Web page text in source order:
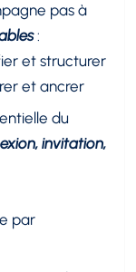
pas à
:
et structurer
et ancrer
du
invitation,
par